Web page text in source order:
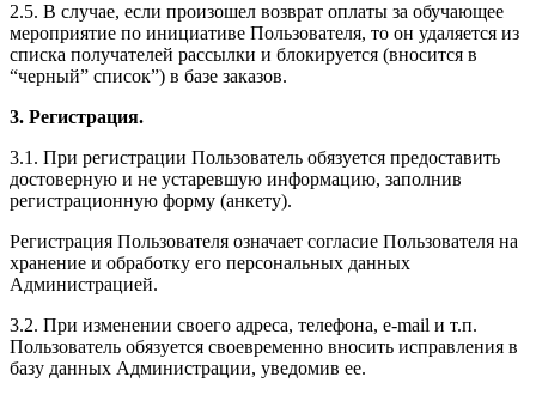
2.5. В случае, если произошел возврат оплаты за обучающее
мероприятие по инициативе Пользователя, то он удаляется из
списка получателей рассылки и блокируется (вносится в
“черный” список”) в базе заказов.
3. Регистрация.
3.1. При регистрации Пользователь обязуется предоставить
достоверную и не устаревшую информацию, заполнив
регистрационную форму (анкету).
Регистрация Пользователя означает согласие Пользователя на
хранение и обработку его персональных данных
Администрацией.
3.2. При изменении своего адреса, телефона, e-mail и т.п.
Пользователь обязуется своевременно вносить исправления в
базу данных Администрации, уведомив ее.